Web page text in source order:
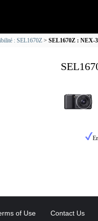
: SEL1670Z SEL1670Z : NEX-
of Use Contact Us